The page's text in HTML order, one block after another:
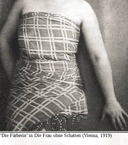
‘Die Färberin’ in Die Frau ohne Schatten (Vienna, 1919)